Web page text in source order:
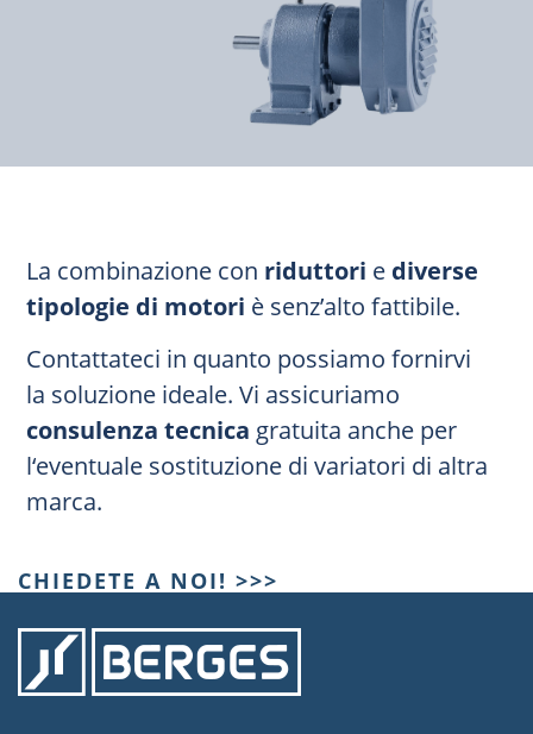
La combinazione con riduttori e diverse
tipologie di motori è senz’alto fattibile.
Contattateci in quanto possiamo fornirvi
la soluzione ideale. Vi assicuriamo
consulenza tecnica gratuita anche per
l‘eventuale sostituzione di variatori di altra
marca.
CHIEDETE A NOI! >>>